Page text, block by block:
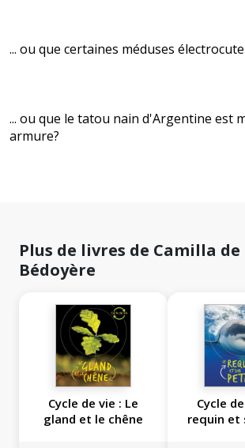
... ou que certaines méduses
... ou que le tatou nain d'Argentine est
armure?
Plus de livres de Camilla de
Bédoyère
Cycle de vie : Le
gland et le chêne
Cycle
requin et